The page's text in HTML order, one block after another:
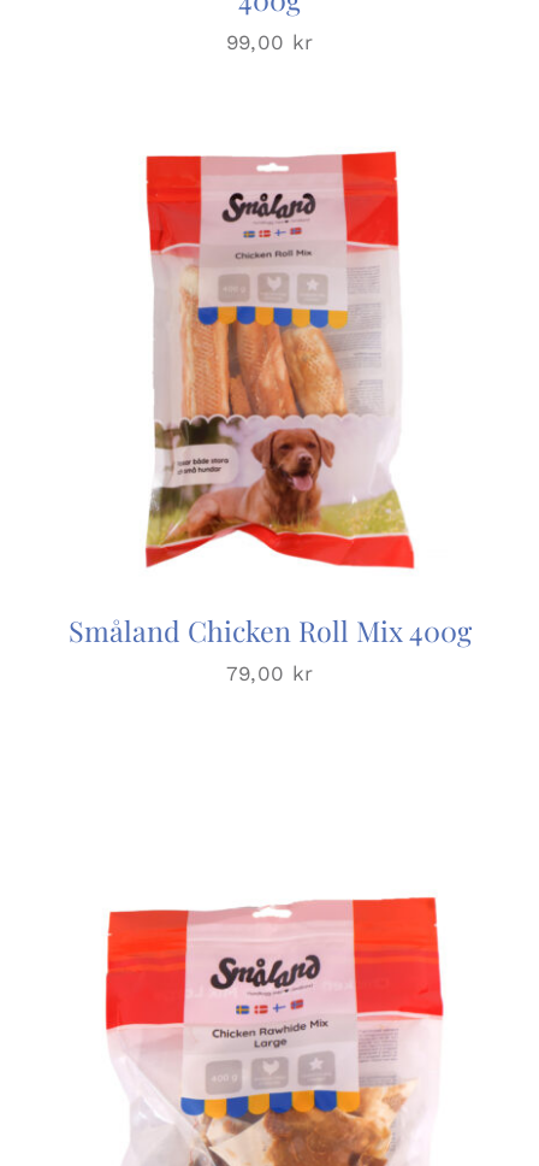
99,00 kr
Småland Chicken Roll Mix 400g
79,00 kr